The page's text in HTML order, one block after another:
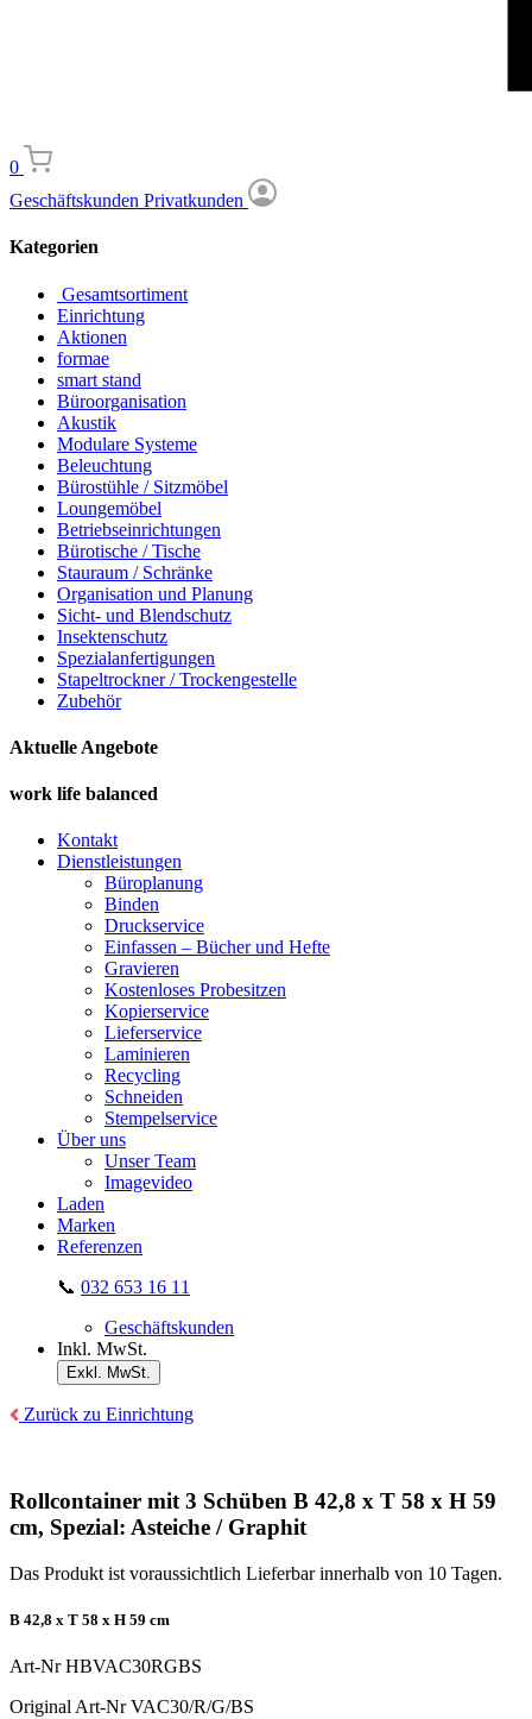
0
Geschäftskunden Privatkunden
Kategorien
Gesamtsortiment
Einrichtung
Aktionen
formae
smart stand
Büroorganisation
Akustik
Modulare Systeme
Beleuchtung
Bürostühle / Sitzmöbel
Loungemöbel
Betriebseinrichtungen
Bürotische / Tische
Stauraum / Schränke
Organisation und Planung
Sicht- und Blendschutz
Insektenschutz
Spezialanfertigungen
Stapeltrockner / Trockengestelle
Zubehör
Aktuelle Angebote
work life balanced
Kontakt
Dienstleistungen
Büroplanung
Binden
Druckservice
Einfassen – Bücher und Hefte
Gravieren
Kostenloses Probesitzen
Kopierservice
Lieferservice
Laminieren
Recycling
Schneiden
Stempelservice
Über uns
Unser Team
Imagevideo
Laden
Marken
Referenzen
📞 032 653 16 11
Geschäftskunden
Inkl. MwSt.
Exkl. MwSt.
Zurück zu Einrichtung
Rollcontainer mit 3 Schüben B 42,8 x T 58 x H 59
cm, Spezial: Asteiche / Graphit
Das Produkt ist voraussichtlich Lieferbar innerhalb von 10 Tagen.
B 42,8 x T 58 x H 59 cm
Art-NrHBVAC30RGBS
Original Art-NrVAC30/R/G/BS